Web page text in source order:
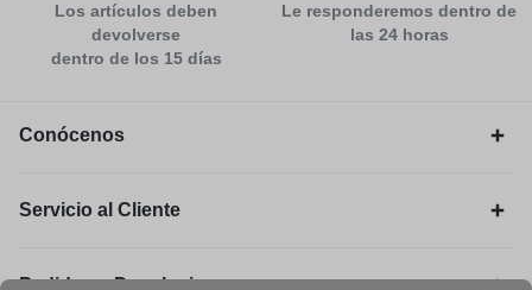
Los artículos deben
devolverse
dentro de los 15 días
Le responderemos dentro de
las 24 horas
Conócenos
Servicio al Cliente
Pedidos y Devoluciones